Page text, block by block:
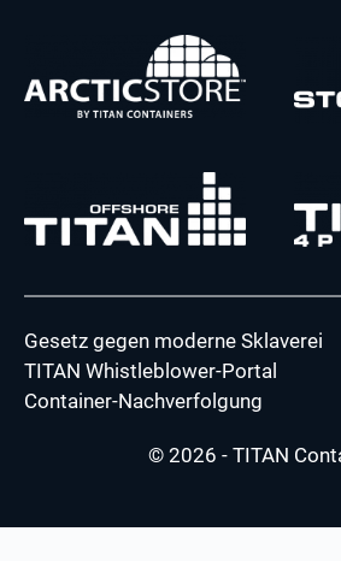
Gesetz gegen moderne Sklaverei
TITAN Whistleblower-Portal
Container-Nachverfolgung
© 2026 - TITAN